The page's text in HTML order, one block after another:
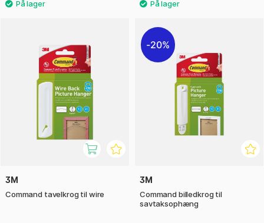
3M
Command tavelkrog til wire
20%
3M
Command billedkrog til
savtaksophæng